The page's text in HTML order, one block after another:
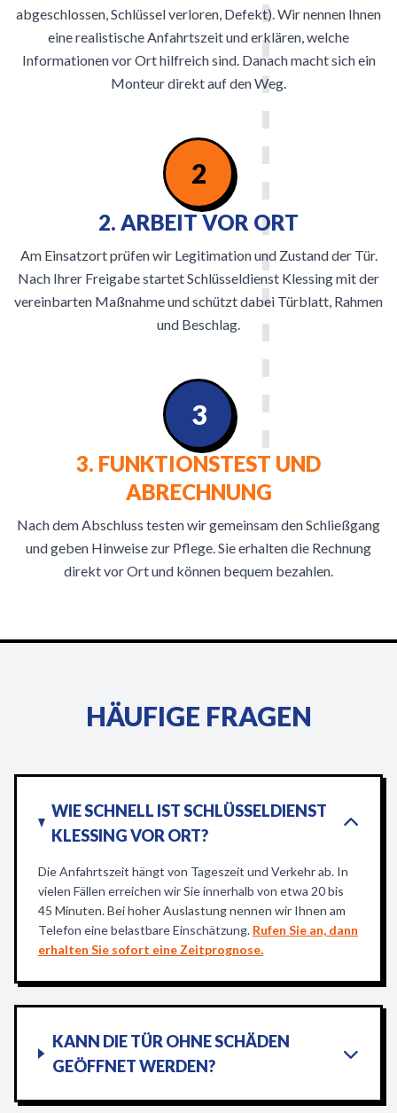
abgeschlossen, Schlüssel verloren, Defekt). Wir nennen Ihnen
eine realistische Anfahrtszeit und erklären, welche
Informationen vor Ort hilfreich sind. Danach macht sich ein
Monteur direkt auf den Weg.
2
2. ARBEIT VOR ORT
Am Einsatzort prüfen wir Legitimation und Zustand der Tür.
Nach Ihrer Freigabe startet Schlüsseldienst Klessing mit der
vereinbarten Maßnahme und schützt dabei Türblatt, Rahmen
und Beschlag.
3. FUNKTIONSTEST UND
ABRECHNUNG
Nach dem Abschluss testen wir gemeinsam den Schließgang
und geben Hinweise zur Pflege. Sie erhalten die Rechnung
direkt vor Ort und können bequem bezahlen.
3
HÄUFIGE FRAGEN
WIE SCHNELL IST SCHLÜSSELDIENST
KLESSING VOR ORT?
Die Anfahrtszeit hängt von Tageszeit und Verkehr ab. In
vielen Fällen erreichen wir Sie innerhalb von etwa 20 bis
45 Minuten. Bei hoher Auslastung nennen wir Ihnen am
Telefon eine belastbare Einschätzung. Rufen Sie an, dann
erhalten Sie sofort eine Zeitprognose.
KANN DIE TÜR OHNE SCHÄDEN
GEÖFFNET WERDEN?